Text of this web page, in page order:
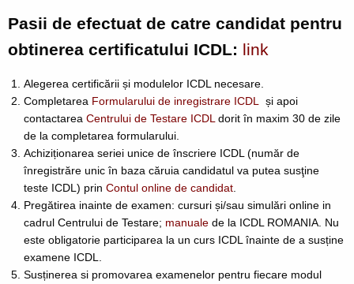
Pasii de efectuat de catre candidat pentru
obtinerea certificatului ICDL: link
Alegerea certificării și modulelor ICDL necesare.
Completarea Formularului de inregistrare ICDL
și apoi
contactarea Centrului de Testare ICDL dorit în maxim 30 de zile
de la completarea formularului.
Achiziționarea seriei unice de înscriere ICDL (număr de
înregistrăre unic în baza căruia candidatul va putea susţine
teste ICDL) prin Contul online de candidat
Pregătirea inainte de examen: cursuri și/sau simulări online in
cadrul Centrului de Testare; manuale de la ICDL ROMANIA. Nu
este obligatorie participarea la un curs ICDL înainte de a susține
examene ICDL.
Susținerea si promovarea examenelor pentru fiecare modul